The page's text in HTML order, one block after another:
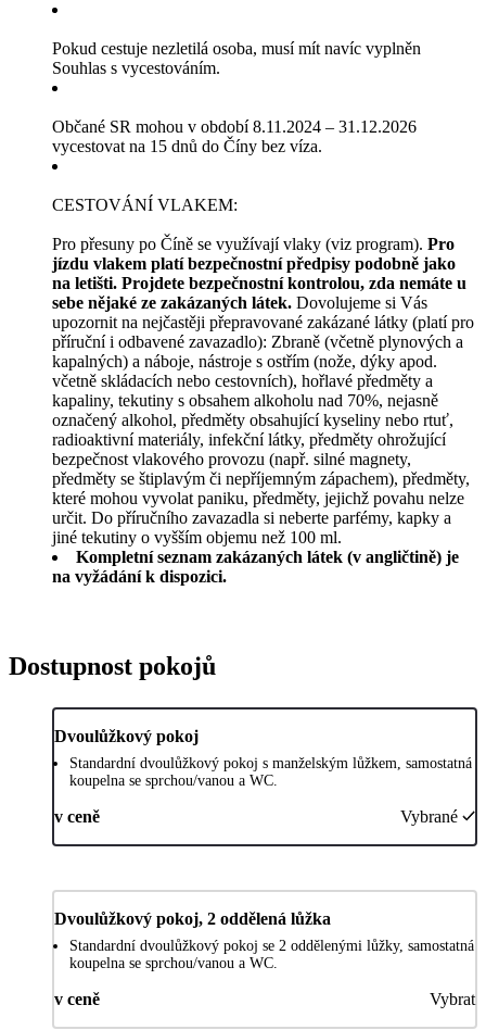
Pokud cestuje nezletilá osoba, musí mít navíc vyplněn
Souhlas s vycestováním.
Občané SR mohou v období 8.11.2024 – 31.12.2026
vycestovat na 15 dnů do Číny bez víza.
CESTOVÁNÍ VLAKEM:
Pro přesuny po Číně se využívají vlaky (viz program). Pro
jízdu vlakem platí bezpečnostní předpisy podobně jako
na letišti. Projdete bezpečnostní kontrolou, zda nemáte u
sebe nějaké ze zakázaných látek. Dovolujeme si Vás
upozornit na nejčastěji přepravované zakázané látky (platí pro
příruční i odbavené zavazadlo): Zbraně (včetně plynových a
kapalných) a náboje, nástroje s ostřím (nože, dýky apod.
včetně skládacích nebo cestovních), hořlavé předměty a
kapaliny, tekutiny s obsahem alkoholu nad 70%, nejasně
označený alkohol, předměty obsahující kyseliny nebo rtuť,
radioaktivní materiály, infekční látky, předměty ohrožující
bezpečnost vlakového provozu (např. silné magnety,
předměty se štiplavým či nepříjemným zápachem), předměty,
které mohou vyvolat paniku, předměty, jejichž povahu nelze
určit. Do příručního zavazadla si neberte parfémy, kapky a
jiné tekutiny o vyšším objemu než 100 ml.
Kompletní seznam zakázaných látek (v angličtině) je
na vyžádání k dispozici.
Dostupnost pokojů
Dvoulůžkový pokoj
Standardní dvoulůžkový pokoj s manželským lůžkem, samostatná
koupelna se sprchou/vanou a WC.
v ceně Vybrané
Dvoulůžkový pokoj, 2 oddělená lůžka
Standardní dvoulůžkový pokoj se 2 oddělenými lůžky, samostatná
koupelna se sprchou/vanou a WC.
v ceně Vybrat